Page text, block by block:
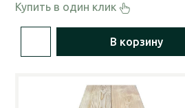
Купить в один клик
В корзину